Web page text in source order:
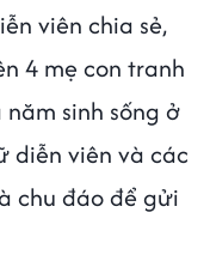
viên chia sẻ,
4 mẹ con tranh
sinh sống ở
diễn viên và các
chu đáo để gửi